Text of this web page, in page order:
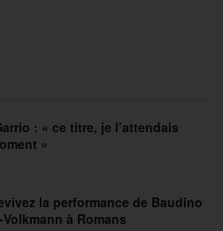
: « ce titre, je l’attendais
»
la performance de Baudino
à Romans